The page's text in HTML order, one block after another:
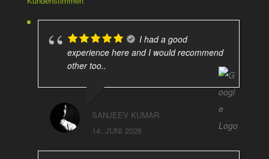
I had a good
experience here and I would recommend
other too..
SANJEEV KUMAR
14. JUNI 2026